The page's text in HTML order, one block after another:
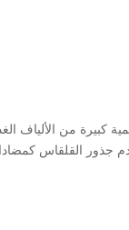
كبيرة من الألياف
جذور القلقاس